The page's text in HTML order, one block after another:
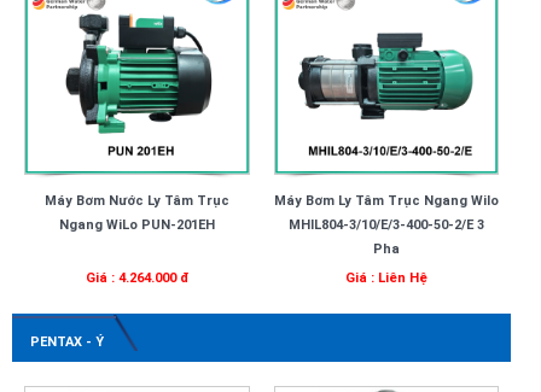
Máy Bơm Nước Ly Tâm Trục
Ngang WiLo PUN-201EH
Giá : 4.264.000 đ
Máy Bơm Ly Tâm Trục Ngang Wilo
MHIL804-3/10/E/3-400-50-2/E 3
Pha
Giá : Liên Hệ
PENTAX - Ý